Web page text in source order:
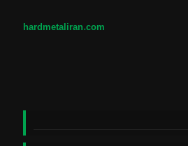
hardmetaliran.com